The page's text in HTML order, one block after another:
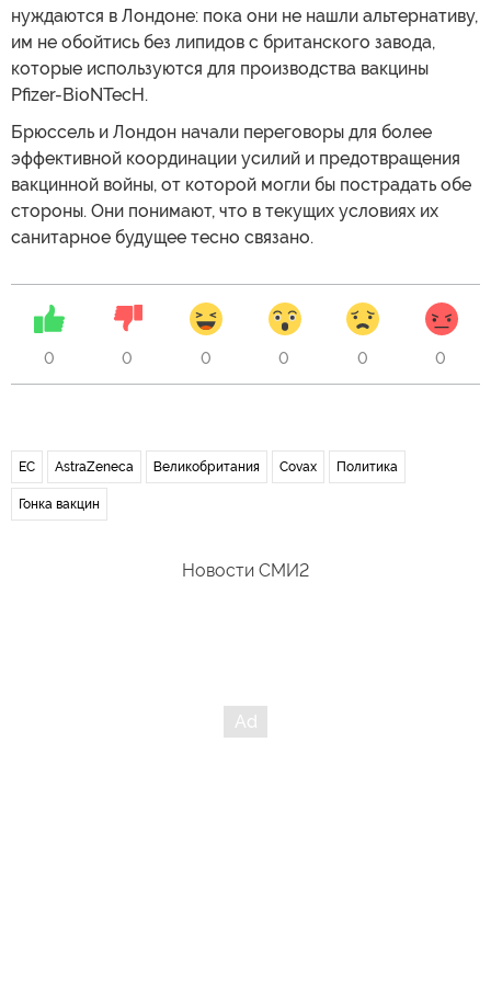
нуждаются в Лондоне: пока они не нашли альтернативу,
им не обойтись без липидов с британского завода,
которые используются для производства вакцины
Pfizer-BioNTecH.
Брюссель и Лондон начали переговоры для более
эффективной координации усилий и предотвращения
вакцинной войны, от которой могли бы пострадать обе
стороны. Они понимают, что в текущих условиях их
санитарное будущее тесно связано.
0 0 0 0 0 0
ЕС AstraZeneca Великобритания Covax Политика
Гонка вакцин
Новости СМИ2